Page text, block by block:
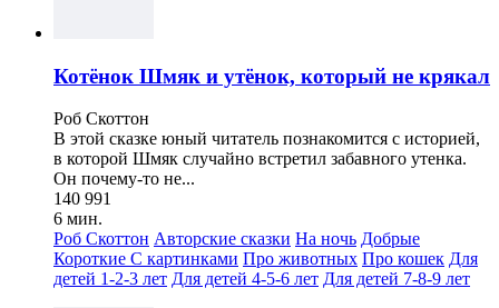
Котёнок Шмяк и утёнок, который не крякал
Роб Скоттон
В этой сказке юный читатель познакомится с историей,
в которой Шмяк случайно встретил забавного утенка.
Он почему-то не...
140 991
6 мин.
Роб Скоттон Авторские сказки На ночь Добрые
Короткие С картинками Про животных Про кошек Для
детей 1-2-3 лет Для детей 4-5-6 лет Для детей 7-8-9 лет